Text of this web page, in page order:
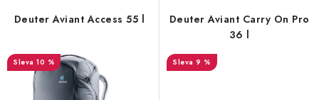
Deuter Aviant Access 55 l
10 %
Deuter Aviant Carry On Pro
36 l
9 %